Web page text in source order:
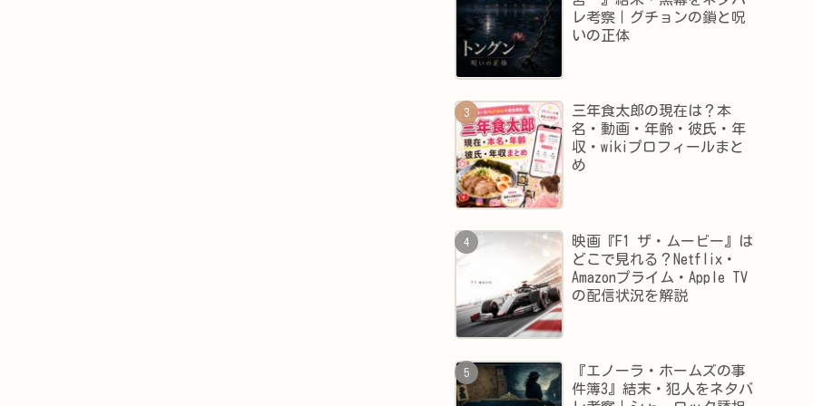
レ考察｜グチョンの鎖と呪
いの正体
三年食太郎の現在は？本
名・動画・年齢・彼氏・年
収・wikiプロフィールまと
め
映画『F1 ザ・ムービー』は
どこで見れる？Netflix・
Amazonプライム・Apple TV
の配信状況を解説
『エノーラ・ホームズの事
件簿3』結末・犯人をネタバ